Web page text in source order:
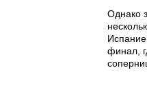
Однако
финал,